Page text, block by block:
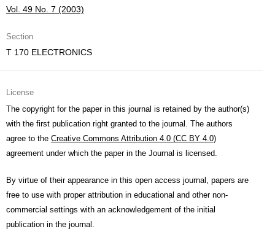
Vol. 49 No. 7 (2003)
Section
T 170 ELECTRONICS
License
The copyright for the paper in this journal is retained by the author(s)
with the first publication right granted to the journal. The authors
agree to the Creative Commons Attribution 4.0 (CC BY 4.0)
agreement under which the paper in the Journal is licensed.
By virtue of their appearance in this open access journal, papers are
free to use with proper attribution in educational and other non-
commercial settings with an acknowledgement of the initial
publication in the journal.